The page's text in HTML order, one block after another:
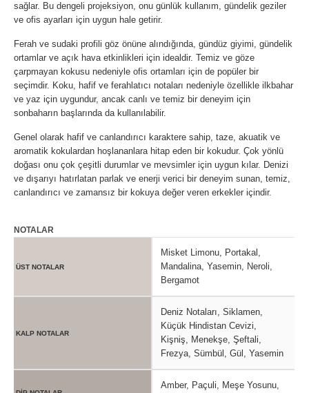
sağlar. Bu dengeli projeksiyon, onu günlük kullanım, gündelik geziler
ve ofis ayarları için uygun hale getirir.
Ferah ve sudaki profili göz önüne alındığında, gündüz giyimi, gündelik
ortamlar ve açık hava etkinlikleri için idealdir. Temiz ve göze
çarpmayan kokusu nedeniyle ofis ortamları için de popüler bir
seçimdir. Koku, hafif ve ferahlatıcı notaları nedeniyle özellikle ilkbahar
ve yaz için uygundur, ancak canlı ve temiz bir deneyim için
sonbaharın başlarında da kullanılabilir.
Genel olarak hafif ve canlandırıcı karaktere sahip, taze, akuatik ve
aromatik kokulardan hoşlananlara hitap eden bir kokudur. Çok yönlü
doğası onu çok çeşitli durumlar ve mevsimler için uygun kılar. Denizi
ve dışarıyı hatırlatan parlak ve enerji verici bir deneyim sunan, temiz,
canlandırıcı ve zamansız bir kokuya değer veren erkekler içindir.
NOTALAR
ÜST NOTALAR
Misket Limonu, Portakal,
Mandalina, Yasemin, Neroli,
Bergamot
KALP NOTALAR
Deniz Notaları, Siklamen,
Küçük Hindistan Cevizi,
Kişniş, Menekşe, Şeftali,
Frezya, Sümbül, Gül, Yasemin
Amber, Paçuli, Meşe Yosunu,